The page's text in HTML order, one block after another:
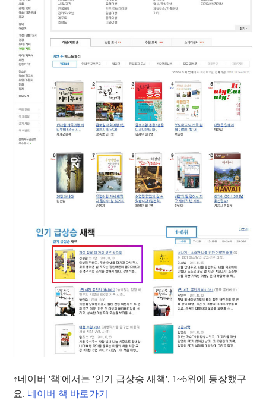
↑네이버 '책'에서는 '인기 급상승 새책', 1~6위에 등장했구
요. 네이버 책 바로가기